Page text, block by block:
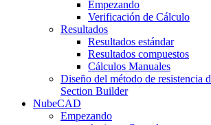
Empezando
Verificación de Cálculo
Resultados
Resultados estándar
Resultados compuestos
Cálculos Manuales
Diseño del método de resistencia
Section Builder
NubeCAD
Empezando